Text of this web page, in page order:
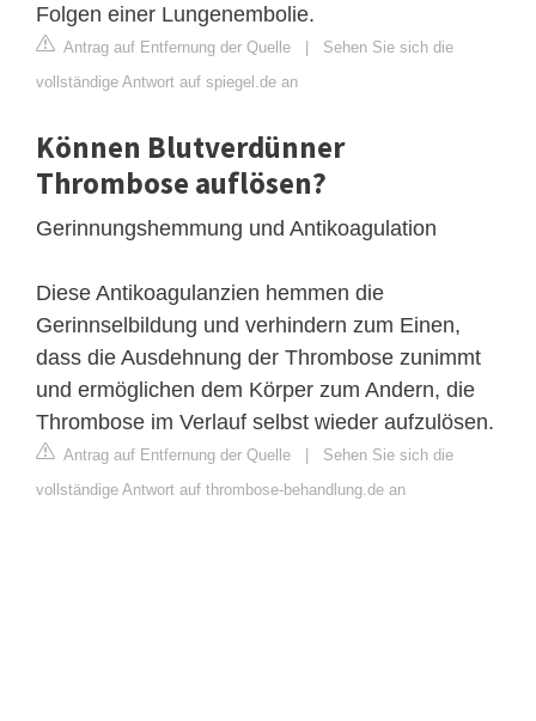
Folgen einer Lungenembolie.
Antrag auf Entfernung der Quelle | Sehen Sie sich die
vollständige Antwort auf spiegel.de an
Können Blutverdünner
Thrombose auflösen?
Gerinnungshemmung und Antikoagulation
Diese Antikoagulanzien hemmen die
Gerinnselbildung und verhindern zum Einen,
dass die Ausdehnung der Thrombose zunimmt
und ermöglichen dem Körper zum Andern, die
Thrombose im Verlauf selbst wieder aufzulösen.
Antrag auf Entfernung der Quelle | Sehen Sie sich die
vollständige Antwort auf thrombose-behandlung.de an